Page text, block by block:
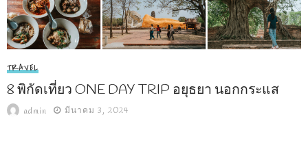
TRAVEL
8 พิกัดเที่ยว ONE DAY TRIP อยุธยา นอกกระแส
admin มีนาคม 3, 2024